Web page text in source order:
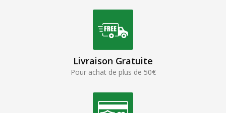
Livraison Gratuite
Pour achat de plus de 50€